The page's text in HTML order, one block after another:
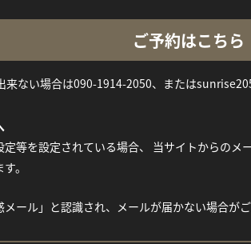
ご予約はこちら
来ない場合は090-1914-2050、または
等を設定されている場合、 当サイトからのメ
。
ール」と認識され、メールが届かない場合が